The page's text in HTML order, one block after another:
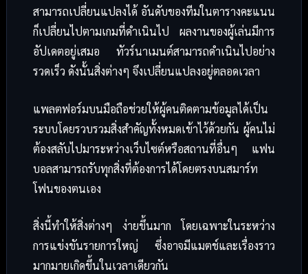
สามารถเปลี่ยนแปลงได้ อันดับของทีมในตารางคะแนน
ก็เปลี่ยนไปตามเกมที่ดำเนินไป ผลงานของผู้เล่นมีการ
อัปเดตอยู่เสมอ ทัวร์นาเมนต์สามารถดำเนินไปอย่าง
รวดเร็ว ดังนั้นสิ่งต่างๆ จึงเปลี่ยนแปลงอยู่ตลอดเวลา
แพลตฟอร์มบนมือถือช่วยให้ผู้คนติดตามข้อมูลได้เป็น
ระบบโดยรวบรวมสิ่งสำคัญทั้งหมดเข้าไว้ด้วยกัน ผู้คนไม่
ต้องสลับไปมาระหว่างเว็บไซต์หรือสถานที่อื่นๆ แฟน
บอลสามารถรับทุกสิ่งที่ต้องการได้โดยตรงบนสมาร์ท
โฟนของตนเอง
สิ่งนี้ทำให้สิ่งต่างๆ ง่ายขึ้นมาก โดยเฉพาะในระหว่าง
การแข่งขันรายการใหญ่ ซึ่งอาจมีแมตช์และเรื่องราว
มากมายเกิดขึ้นในเวลาเดียวกัน